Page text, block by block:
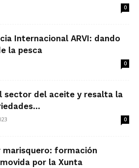
0
Internacional ARVI: dando
la pesca
0
sector del aceite y resalta la
0
formación
por la Xunta